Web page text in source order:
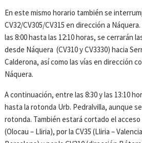
En este mismo horario también se
CV32/CV305/CV315 en dirección a
las 8:00 hasta las 12:10 horas, se cerrarán
desde Náquera (CV310 y CV3330) hacia
Calderona, así como las vías en dirección
Náquera.
A continuación, entre las 8:30 y las 13:10
hasta la rotonda Urb. Pedralvilla, aunque
rotonda. También estará cortado el acceso
(Olocau – Lliria), por la CV35 (Lliria –